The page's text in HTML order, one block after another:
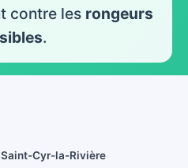
contre les rongeurs
.
Saint-Cyr-la-Rivière